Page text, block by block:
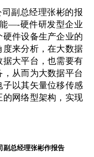
副总经理张彬的报
—-硬件研发型企业
件设备生产企业的
来分析，在大数据
大平台，也需要有
从而为大数据平台
以其矢量位移传感
网络型架构，实现
副总经理张彬作报告